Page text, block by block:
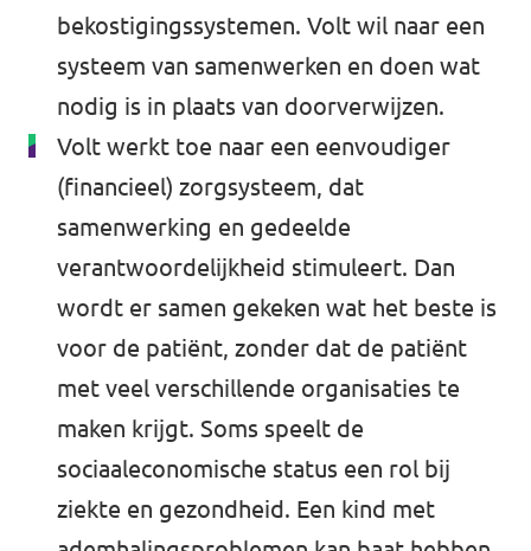
bekostigingssystemen. Volt wil naar een
systeem van samenwerken en doen wat
nodig is in plaats van doorverwijzen.
Volt werkt toe naar een eenvoudiger
(financieel) zorgsysteem, dat
samenwerking en gedeelde
verantwoordelijkheid stimuleert. Dan
wordt er samen gekeken wat het beste is
voor de patiënt, zonder dat de patiënt
met veel verschillende organisaties te
maken krijgt. Soms speelt de
sociaaleconomische status een rol bij
ziekte en gezondheid. Een kind met